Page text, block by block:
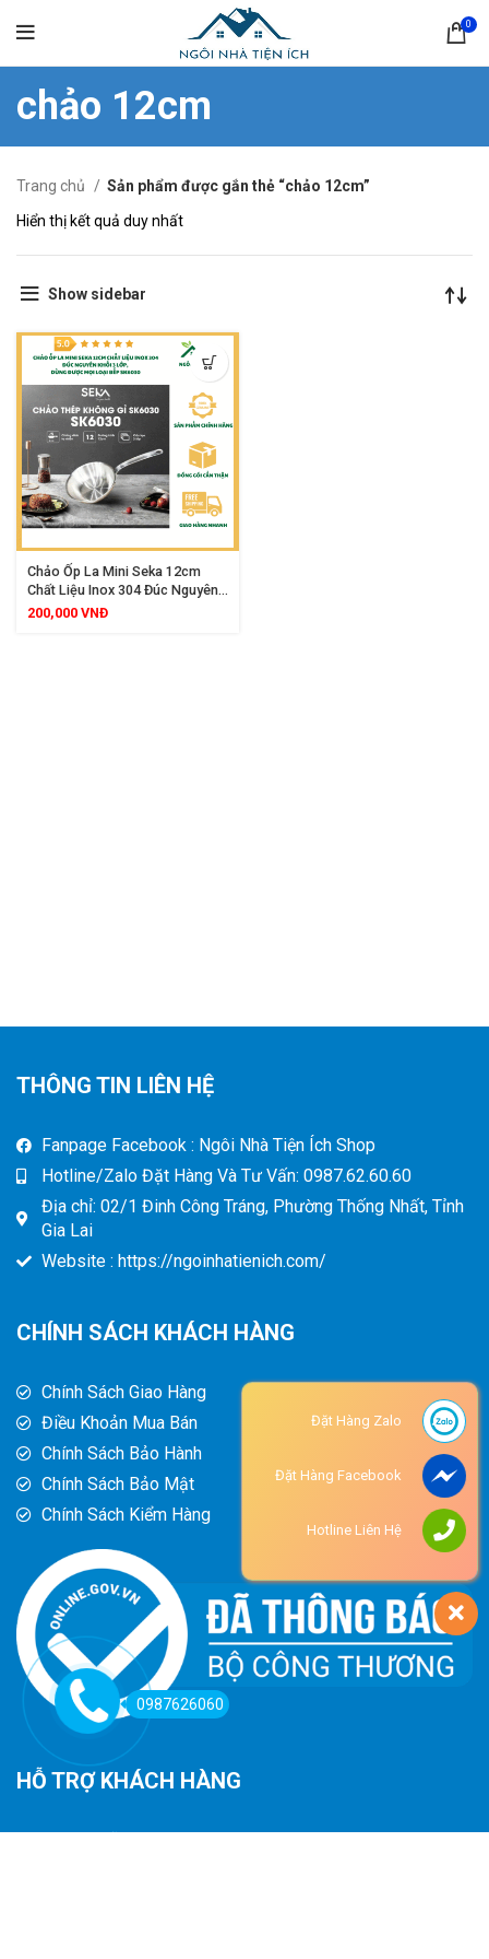
0
chảo 12cm
Trang chủ
Sản phẩm được gắn thẻ “chảo 12cm”
Hiển thị kết quả duy nhất
Show sidebar
Chảo Ốp La Mini Seka 12cm
Chất Liệu Inox 304 Đúc Nguyên
Khối 3 Lớp Dùng Được Mọi Loại
200,000 VNĐ
THÔNG TIN LIÊN HỆ
Fanpage Facebook : Ngôi Nhà Tiện Ích Shop
Hotline/Zalo Đặt Hàng Và Tư Vấn: 0987.62.60.60
Địa chỉ: 02/1 Đinh Công Tráng, Phường Thống Nhất, Tỉnh
Gia Lai
Website : https://ngoinhatienich.com/
CHÍNH SÁCH KHÁCH HÀNG
Chính Sách Giao Hàng
Điều Khoản Mua Bán
Chính Sách Bảo Hành
Chính Sách Bảo Mật
Chính Sách Kiểm Hàng
HỖ TRỢ KHÁCH HÀNG
0987626060
Đặt Hàng Zalo
Đặt Hàng Facebook
Hotline Liên Hệ